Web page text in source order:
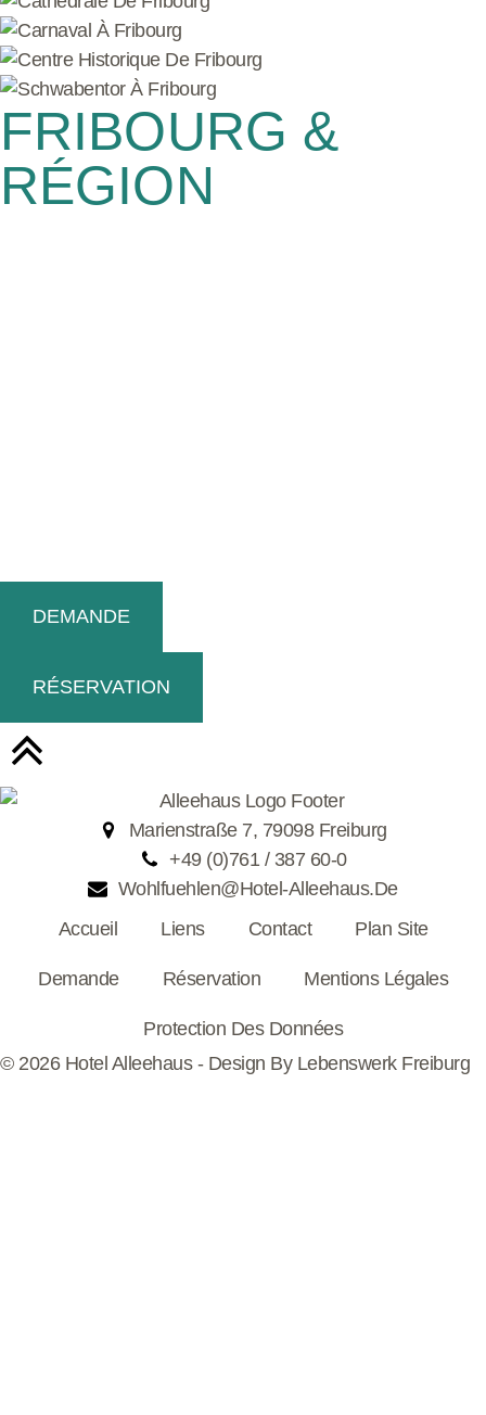
FRIBOURG &
RÉGION
DEMANDE
RÉSERVATION
Marienstraße 7, 79098 Freiburg
+49 (0)761 / 387 60-0
Wohlfuehlen@hotel-Alleehaus.de
Accueil
Liens Contact Plan Site
Demande Réservation Mentions Légales
Protection Des Données
© 2026 Hotel Alleehaus - Design By Lebenswerk Freiburg